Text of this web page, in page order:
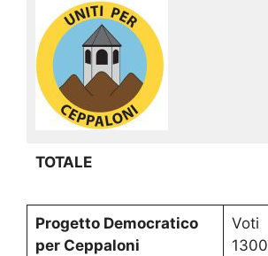
TOTALE
Progetto Democratico
per Ceppaloni
Voti
1300